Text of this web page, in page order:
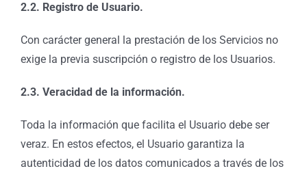
2.2. Registro de Usuario.
Con carácter general la prestación de los Servicios no
exige la previa suscripción o registro de los Usuarios.
2.3. Veracidad de la información.
Toda la información que facilita el Usuario debe ser
veraz. En estos efectos, el Usuario garantiza la
autenticidad de los datos comunicados a través de los